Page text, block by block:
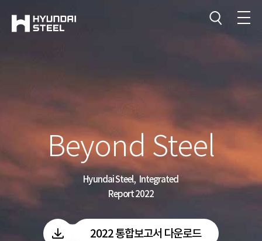
Beyond Steel
Hyundai Steel, Integrated
Report 2022
2022 통합보고서 다운로드